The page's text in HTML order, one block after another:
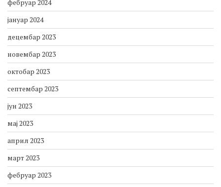
фебруар 2024
јануар 2024
децембар 2023
новембар 2023
октобар 2023
септембар 2023
јун 2023
мај 2023
април 2023
март 2023
фебруар 2023